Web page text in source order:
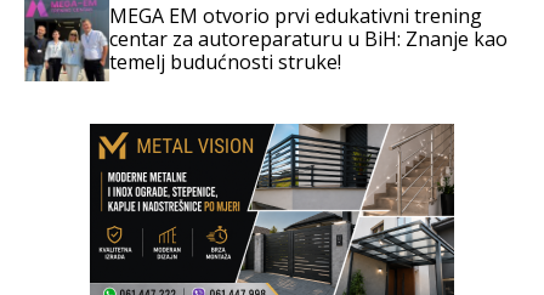
MEGA EM otvorio prvi edukativni trening
centar za autoreparaturu u BiH: Znanje kao
temelj budućnosti struke!